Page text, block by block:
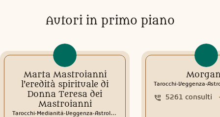
Autori in primo piano
Marta Mastroianni
l’eredità spirituale di
Donna Teresa dei
Mastroianni
Tarocchi.Medianità.Veggenza.Astrologia
Tarocchi.Veggenza.
5261 consulti